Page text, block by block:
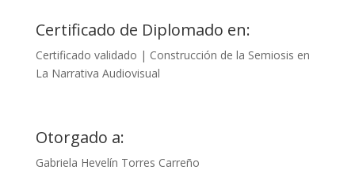
Certificado de Diplomado en:
Certificado validado | Construcción de la Semiosis en
La Narrativa Audiovisual
Otorgado a:
Gabriela Hevelín Torres Carreño